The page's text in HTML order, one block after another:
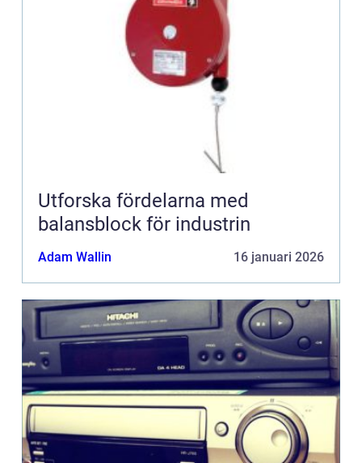
Utforska fördelarna med
balansblock för industrin
Adam Wallin 16 januari 2026